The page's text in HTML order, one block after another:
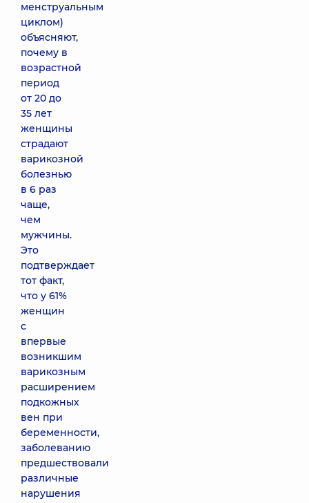
менструальным
циклом)
объясняют,
почему в
возрастной
период
от 20 до
35 лет
женщины
страдают
варикозной
болезнью
в 6 раз
чаще,
чем
мужчины.
Это
подтверждает
тот факт,
что у 61%
женщин
с
впервые
возникшим
варикозным
расширением
подкожных
вен при
беременности,
заболеванию
предшествовали
различные
нарушения